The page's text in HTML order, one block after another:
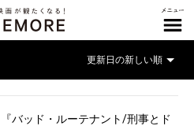
『バッド・ルーテナント/刑事とド